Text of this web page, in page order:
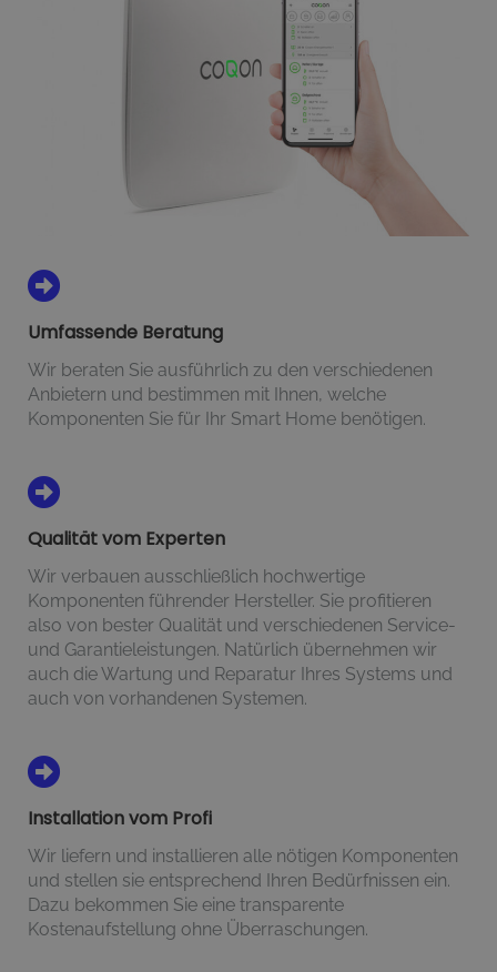
Umfassende Beratung
Wir beraten Sie ausführlich zu den verschiedenen
Anbietern und bestimmen mit Ihnen, welche
Komponenten Sie für Ihr Smart Home benötigen.
Qualität vom Experten
Wir verbauen ausschließlich hochwertige
Komponenten führender Hersteller. Sie profitieren
also von bester Qualität und verschiedenen Service-
und Garantieleistungen. Natürlich übernehmen wir
auch die Wartung und Reparatur Ihres Systems und
auch von vorhandenen Systemen.
Installation vom Profi
Wir liefern und installieren alle nötigen Komponenten
und stellen sie entsprechend Ihren Bedürfnissen ein.
Dazu bekommen Sie eine transparente
Kostenaufstellung ohne Überraschungen.